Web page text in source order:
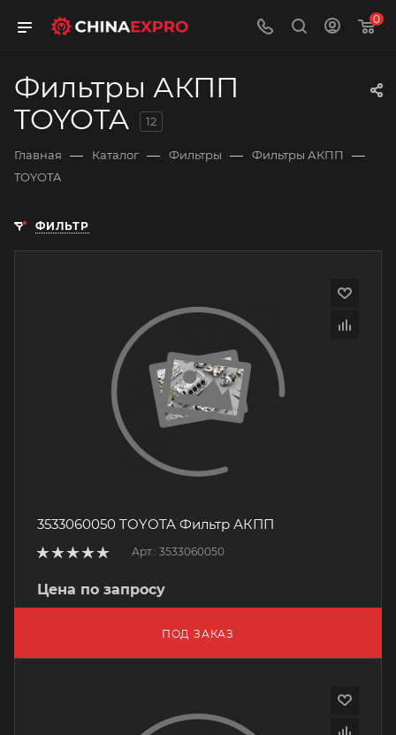
0
Фильтры АКПП
TOYOTA
12
Главная — Каталог — Фильтры — Фильтры АКПП —
TOYOTA
ФИЛЬТР
3533060050 TOYOTA Фильтр АКПП
Арт.: 3533060050
Цена по запросу
ПОД ЗАКАЗ